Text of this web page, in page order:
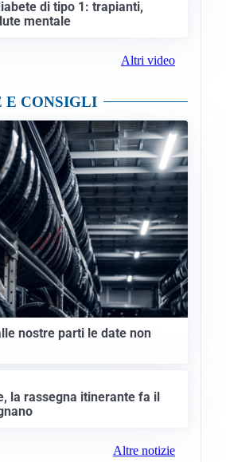
di tipo 1: trapianti,
mentale
Altri video
E CONSIGLI
nostre parti le date non
la rassegna itinerante fa il
Altre notizie